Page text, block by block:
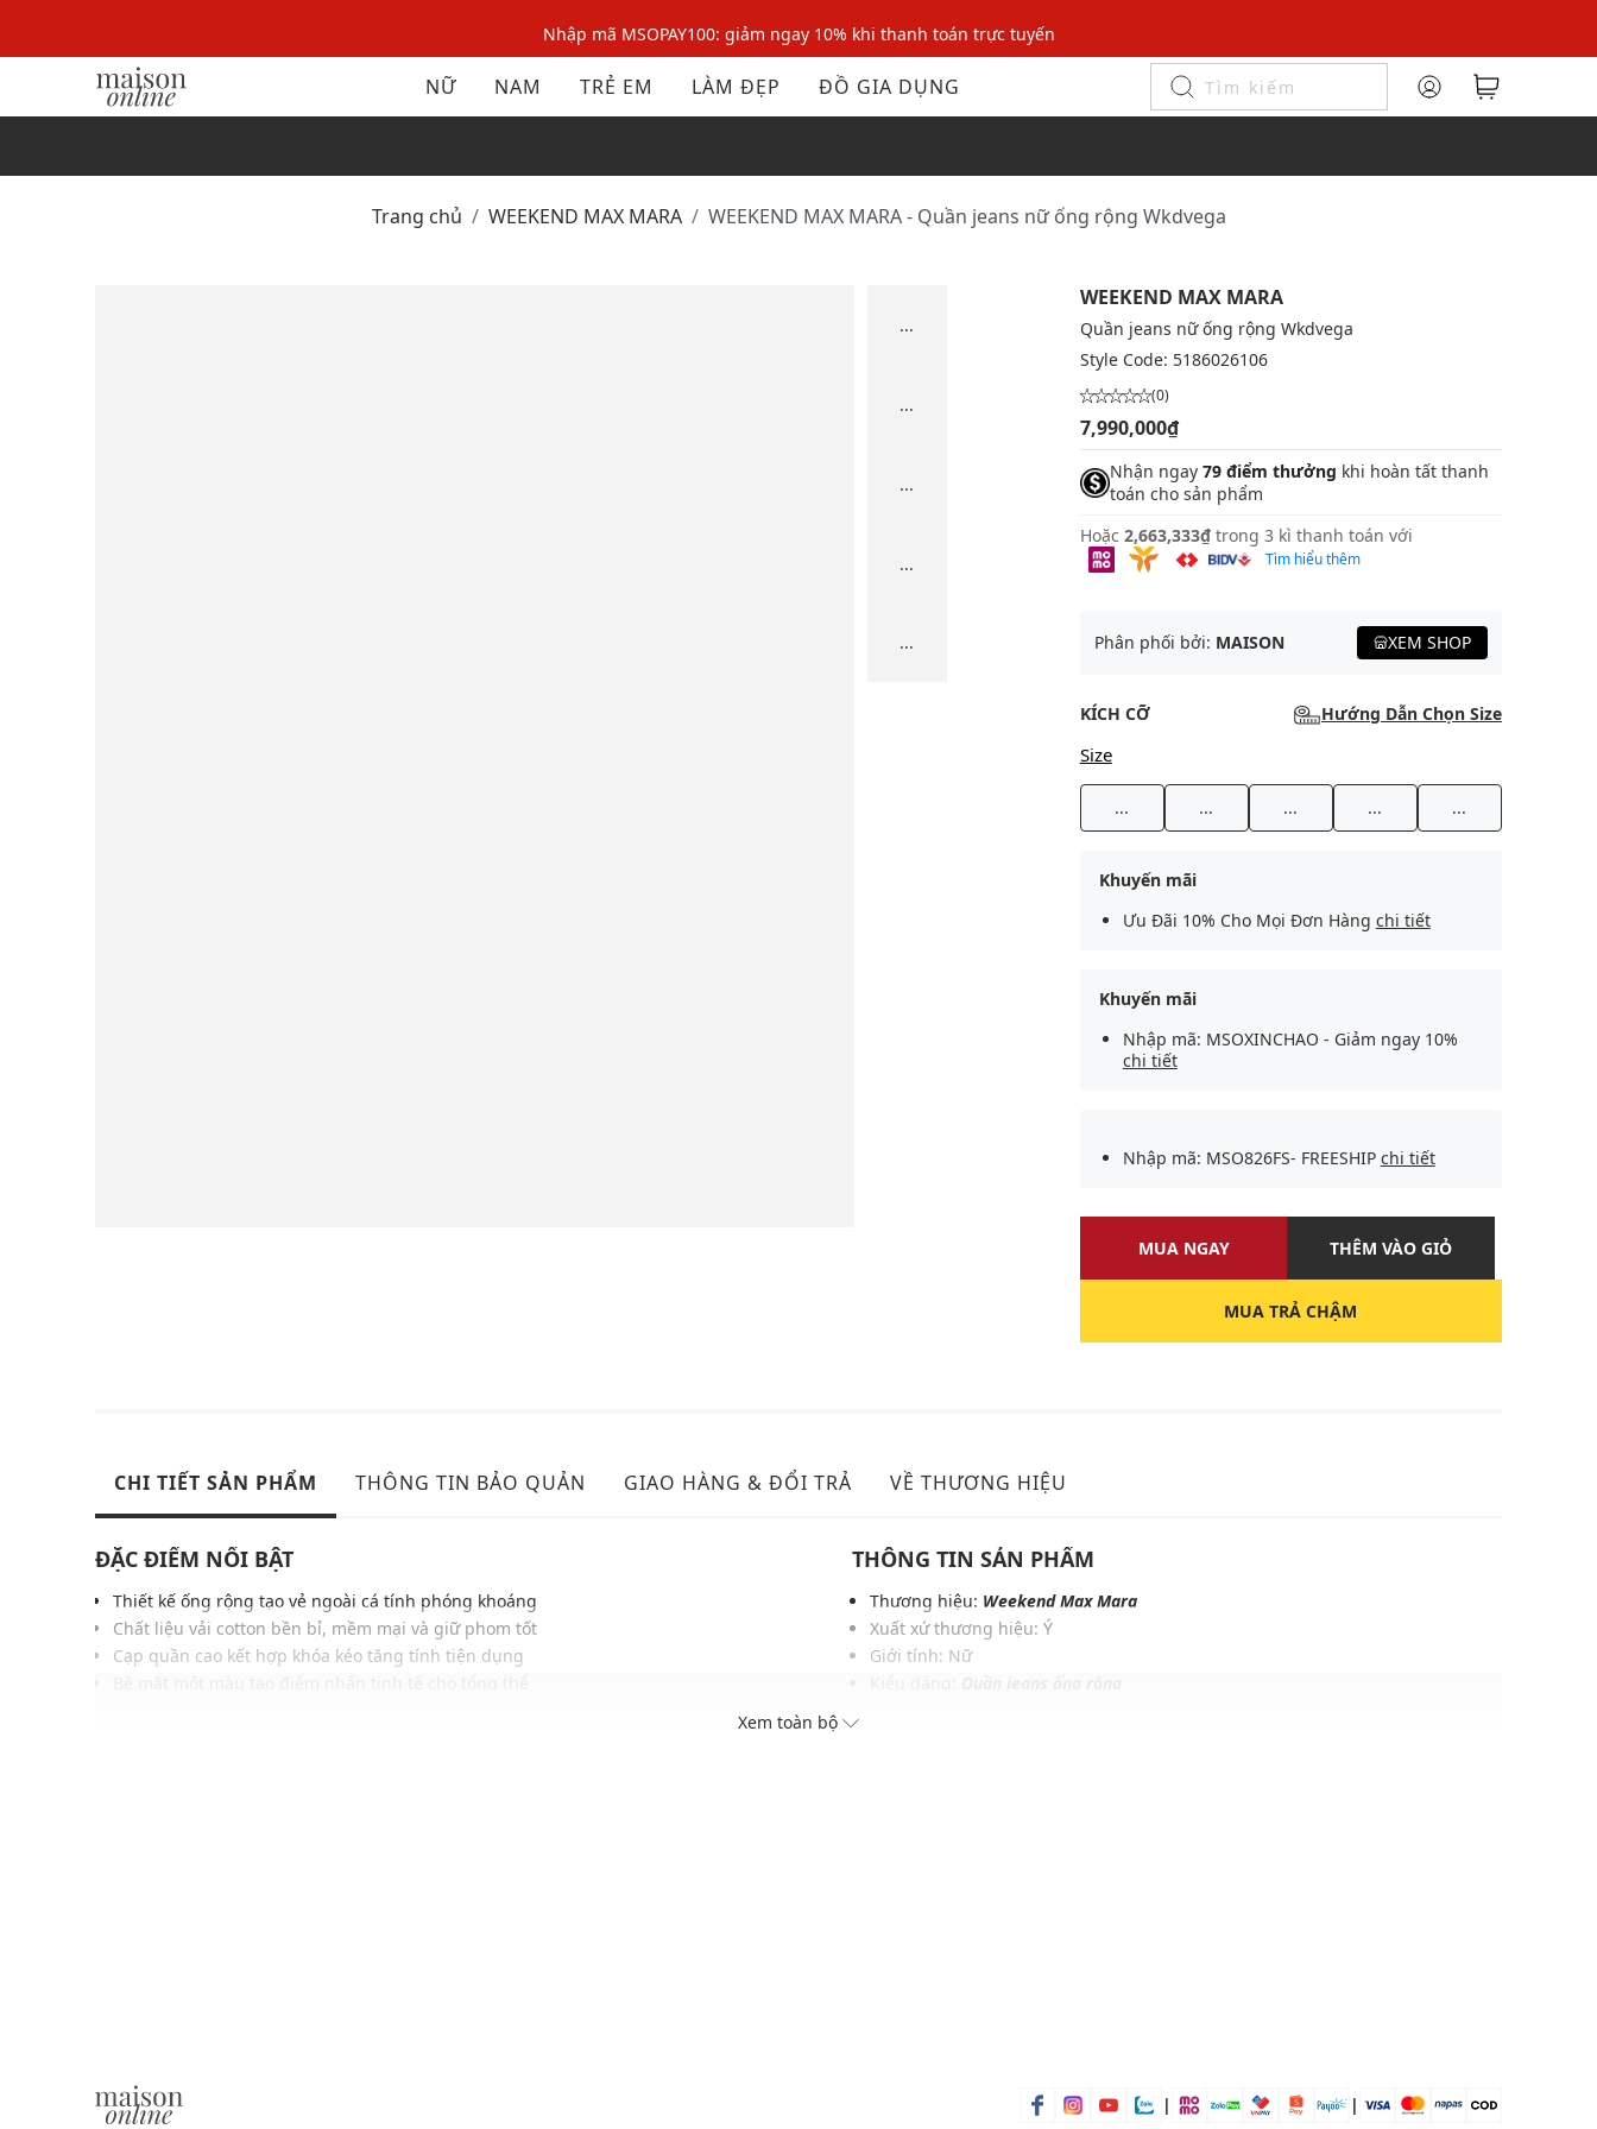
Nhập mã MSOPAY100: giảm ngay 10% khi thanh toán trực tuyến
Nhập mã: MSOXINCHAO - Giảm 10% đơn đầu cho thành viên mới!
Nhập mã MSOPAY100: giảm ngay 10% khi thanh toán trực tuyến
NỮ NAM TRẺ EM LÀM ĐẸP ĐỒ GIA DỤNG
Trang chủ WEEKEND MAX MARA WEEKEND MAX MARA - Quần jeans nữ ống rộng Wkdvega
...
...
...
...
...
WEEKEND MAX MARA
Quần jeans nữ ống rộng Wkdvega
Style Code: 5186026106
(0)
7,990,000₫
Nhận ngay 79 điểm thưởng khi hoàn tất thanh
toán cho sản phẩm
Hoặc 2,663,333₫ trong 3 kì thanh toán với
Tìm hiểu thêm
Phân phối bởi: MAISON XEM SHOP
KÍCH CỠ Hướng Dẫn Chọn Size
Size
... ... ... ... ...
Khuyến mãi
Ưu Đãi 10% Cho Mọi Đơn Hàng chi tiết
Khuyến mãi
Nhập mã: MSOXINCHAO - Giảm ngay 10%
chi tiết
Nhập mã: MSO826FS- FREESHIP chi tiết
MUA NGAY THÊM VÀO GIỎ
MUA TRẢ CHẬM
CHI TIẾT SẢN PHẨM THÔNG TIN BẢO QUẢN GIAO HÀNG & ĐỔI TRẢ VỀ THƯƠNG HIỆU
ĐẶC ĐIỂM NỔI BẬT
Thiết kế ống rộng tạo vẻ ngoài cá tính phóng khoáng
Chất liệu vải cotton bền bỉ, mềm mại và giữ phom tốt
Cạp quần cao kết hợp khóa kéo tăng tính tiện dụng
THÔNG TIN SẢN PHẨM
Thương hiệu: Weekend Max Mara
Xuất xứ thương hiệu: Ý
Giới tính: Nữ
Xem toàn bộ
| |